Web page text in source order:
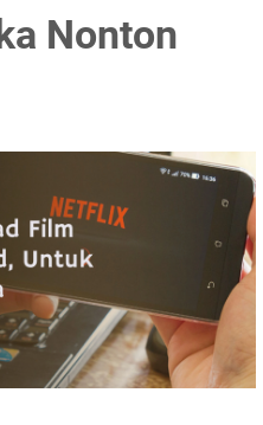
Nonton